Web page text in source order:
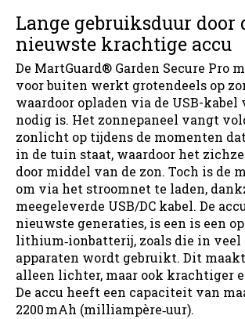
Lange gebruiksduur door
nieuwste krachtige accu
De MartGuard® Garden Secure Pro
voor buiten werkt grotendeels op
waardoor opladen via de USB-
nodig is. Het zonnepaneel vangt
zonlicht op tijdens de momenten
in de tuin staat, waardoor het
door middel van de zon. Toch is de
om via het stroomnet te laden,
meegeleverde USB/DC kabel. De
nieuwste generaties, is een is een
lithium‑ionbatterij, zoals die in veel
apparaten wordt gebruikt. Dit
alleen lichter, maar ook krachtiger
De accu heeft een capaciteit van
2200 mAh (milliampère‑uur).